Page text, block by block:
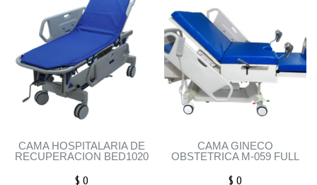
CAMA HOSPITALARIA DE
RECUPERACION BED1020
$ 0
CAMA GINECO
OBSTETRICA M-059 FULL
$ 0